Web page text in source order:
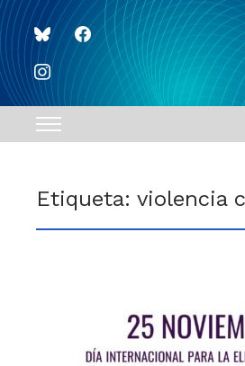
blueskyfacebook
instagram
Toggle
navigation
Etiqueta:violencia